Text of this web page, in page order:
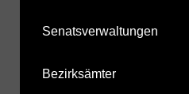
Senatsverwaltungen
Bezirksämter